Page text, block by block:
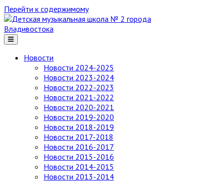
Перейти к содержимому
Детская
музыкальная
школа
города
Владивостока
Новости
Новости 2024-2025
Новости 2023-2024
Новости 2022-2023
Новости 2021-2022
Новости 2020-2021
Новости 2019-2020
Новости 2018-2019
Новости 2017-2018
Новости 2016-2017
Новости 2015-2016
Новости 2014-2015
Новости 2013-2014